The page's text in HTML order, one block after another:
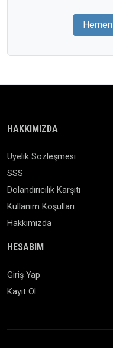
HAKKIMIZDA
Üyelik Sözleşmesi
SSS
Dolandırıcılık Karşıtı
Kullanım Koşulları
Hakkımızda
HESABIM
Giriş Yap
Kayıt Ol